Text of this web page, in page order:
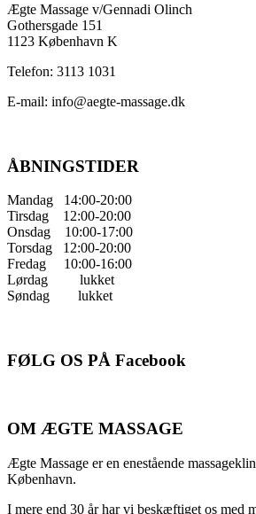
Ægte Massage v/Gennadi Olinch
Gothersgade 151
1123 København K
Telefon: 3113 1031
E-mail: info@aegte-massage.dk
ÅBNINGSTIDER
Mandag 14:00-20:00
Tirsdag 12:00-20:00
Onsdag 10:00-17:00
Torsdag 12:00-20:00
Fredag 10:00-16:00
Lørdag lukket
Søndag lukket
FØLG OS PÅ Facebook
OM ÆGTE MASSAGE
Ægte Massage er en enestående
København.
I mere end 30 år har vi beskæftiget os med